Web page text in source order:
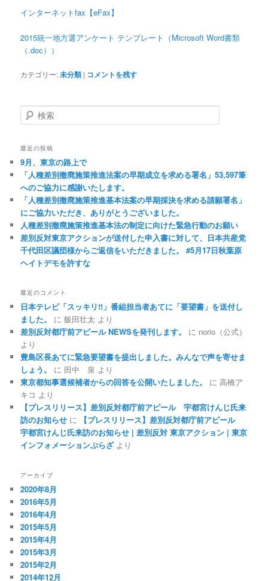
インターネットfax【eFax】
2015統一地方選アンケート テンプレート（Microsoft Word書類
（.doc））
カテゴリー:未分類 | コメントを残す
検
索
最近の投稿
9月、東京の路上で
「人種差別撤廃施策推進法案の早期成立を求める署名」53,597筆
へのご協力に感謝いたします。
「人種差別撤廃施策推進基本法案の早期採決を求める請願署名」
にご協力いただき、ありがとうございました。
人種差別撤廃施策推進基本法の制定に向けた緊急行動のお願い
差別反対東京アクションが送付した申入書に対して、日本共産党
千代田区議団様からご返信をいただきました。 #5月17日秋葉原
ヘイトデモを許すな
最近のコメント
日本テレビ「スッキリ!!」番組担当者あてに「要望書」を送付し
ました。
に飯田壮太 より
差別反対都庁前アピール NEWSを発刊します。
に norio（公式）
より
豊島区長あてに緊急要望書を提出しました。みんなで声を寄せま
しょう。
に 田中 泉 より
東京都知事選候補者からの回答を公開いたしました。
に高橋ア
キコ より
【プレスリリース】差別反対都庁前アピール 宇都宮けんじ氏来
訪のお知らせ に
【プレスリリース】差別反対都庁前アピール
宇都宮けんじ氏来訪のお知らせ | 差別反対 東京アクション | 東京
インフォメーションぷらざより
アーカイブ
2020年8月
2016年5月
2016年4月
2015年5月
2015年4月
2015年3月
2015年2月
2014年12月